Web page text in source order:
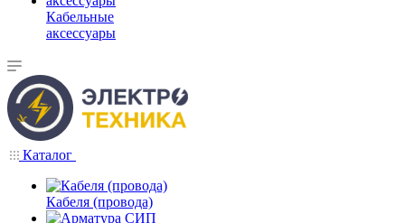
Кабельные
аксессуары
Каталог
Кабеля (провода)